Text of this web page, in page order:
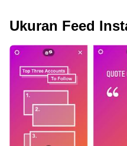
Ukuran Feed